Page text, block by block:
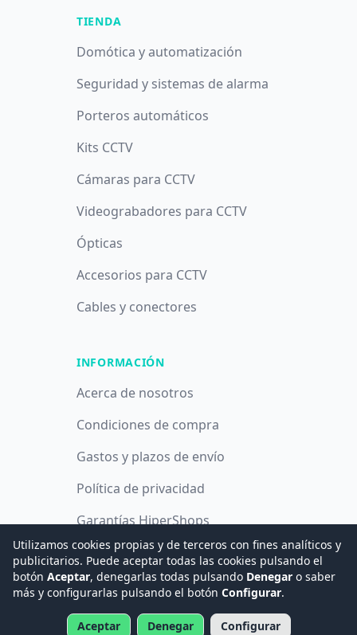
TIENDA
Domótica y automatización
Seguridad y sistemas de alarma
Porteros automáticos
Kits CCTV
Cámaras para CCTV
Videograbadores para CCTV
Ópticas
Accesorios para CCTV
Cables y conectores
INFORMACIÓN
Acerca de nosotros
Condiciones de compra
Gastos y plazos de envío
Política de privacidad
Garantías HiperShops
Política de cookies
© 2008 -2026Hogar Digital e Inmótica Ingenieros, S.L.
Utilizamos cookies propias y de terceros con fines analíticos y
publicitarios. Puede aceptar todas las cookies pulsando el
botón Aceptar, denegarlas todas pulsando Denegar o saber
más y configurarlas pulsando el botón Configurar.
Aceptar Denegar Configurar